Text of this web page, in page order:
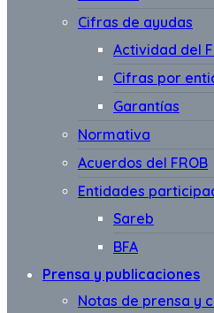
Cifras de ayudas
Actividad del
Cifras por
Garantías
Normativa
Acuerdos del FROB
Entidades
Sareb
BFA
Prensa y publicaciones
Notas de prensa y